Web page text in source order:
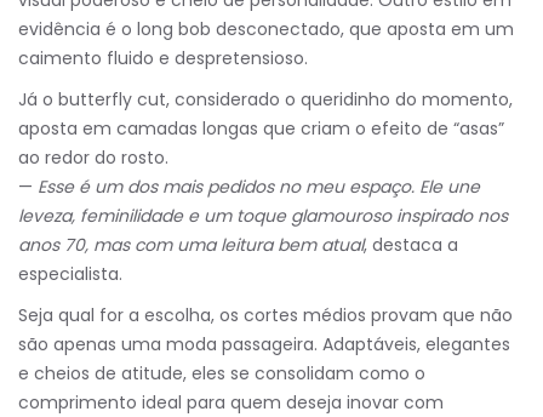
evidência é o long bob desconectado, que aposta em um
caimento fluido e despretensioso.
Já o butterfly cut, considerado o queridinho do momento,
aposta em camadas longas que criam o efeito de “asas”
ao redor do rosto.
— Esse é um dos mais pedidos no meu espaço. Ele une
leveza, feminilidade e um toque glamouroso inspirado nos
anos 70, mas com uma leitura bem atual, destaca a
especialista.
Seja qual for a escolha, os cortes médios provam que não
são apenas uma moda passageira. Adaptáveis, elegantes
e cheios de atitude, eles se consolidam como o
comprimento ideal para quem deseja inovar com